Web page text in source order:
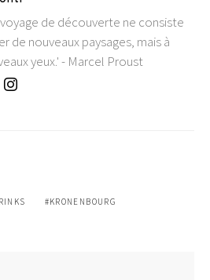
de découverte ne consiste
de nouveaux paysages, mais à
yeux.' - Marcel Proust
KRONENBOURG